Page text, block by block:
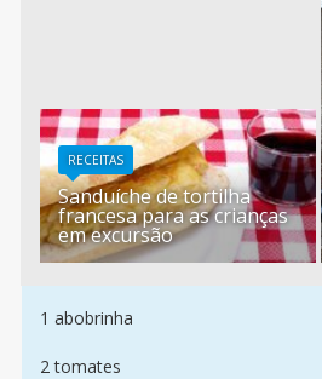
RECEITAS
Sanduíche de tortilha
francesa para as crianças
em excursão
1 abobrinha
2 tomates